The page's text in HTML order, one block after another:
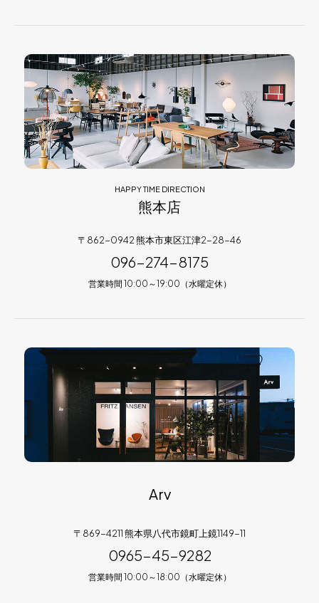
HAPPY TIME DIRECTION
熊本店
〒862-0942 熊本市東区江津2-28-46
096-274-8175
営業時間 10:00～19:00（水曜定休）
Arv
〒869-4211 熊本県八代市鏡町上鏡1149-11
0965-45-9282
営業時間 10:00～18:00（水曜定休）